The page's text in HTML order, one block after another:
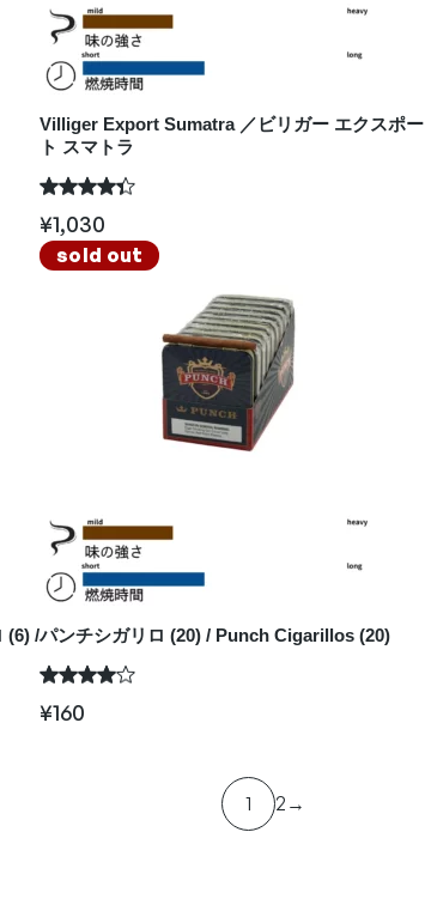
Villiger Export Sumatra ／ビリガー エクスポー
ト スマトラ
¥1,030
(6) /
sold out
パンチシガリロ (20) / Punch Cigarillos (20)
¥160
1 2 →